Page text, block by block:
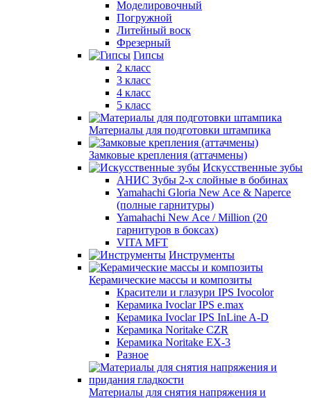
Моделировочный
Погружной
Литейный воск
Фрезерный
Гипсы
2 класс
3 класс
4 класс
5 класс
Материалы для подготовки штампика
Замковые крепления (аттачмены)
Искусственные зубы
АНИС Зубы 2-х слойные в бобинах
Yamahachi Gloria New Ace & Naperce
(полные гарнитуры)
Yamahachi New Ace / Million (20
гарнитуров в боксах)
VITA MFT
Инструменты
Керамические массы и композиты
Красители и глазури IPS Ivocolor
Керамика Ivoclar IPS e.max
Керамика Ivoclar IPS InLine A-D
Керамика Noritake CZR
Керамика Noritake EX-3
Разное
Материалы для снятия напряжения и